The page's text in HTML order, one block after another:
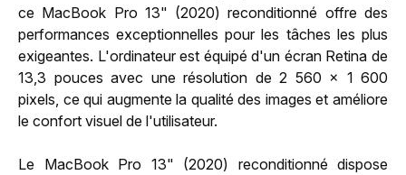
ce MacBook Pro 13" (2020) reconditionné offre des
performances exceptionnelles pour les tâches les plus
exigeantes. L'ordinateur est équipé d'un écran Retina de
13,3 pouces avec une résolution de 2 560 x 1 600
pixels, ce qui augmente la qualité des images et améliore
le confort visuel de l'utilisateur.
Le MacBook Pro 13" (2020) reconditionné dispose